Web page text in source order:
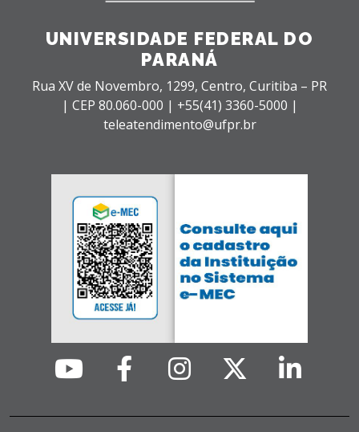
UNIVERSIDADE FEDERAL DO
PARANÁ
Rua XV de Novembro, 1299, Centro, Curitiba – PR
| CEP 80.060-000 | +55(41) 3360-5000 |
teleatendimento@ufpr.br